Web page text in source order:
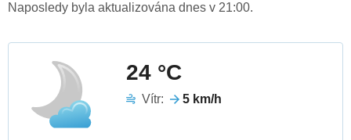
Naposledy byla aktualizována dnes v 21:00.
24 °C
Vítr: 5 km/h